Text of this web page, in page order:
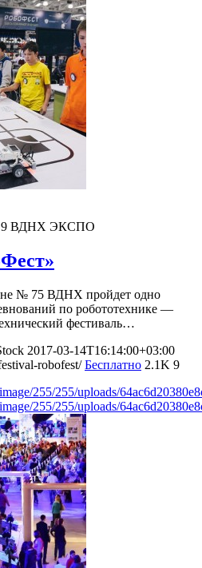
ВДНХ ЭКСПО
№ 75 ВДНХ пройдет одно
по робототехнике —
фестиваль…
2017-03-14T16:14:00+03:00
robofest/ Бесплатно 2.1K 9
255/255/uploads/
255/255/uploads/